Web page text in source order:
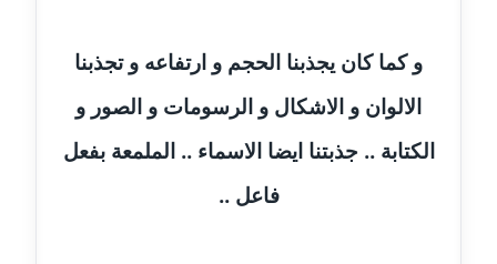
عاملة
مدونة أسماء كاشف
عاملة
مدونة أسماء نور الدين
و كما كان يجذبنا الحجم و ارتفاعه و تجذبنا
الالوان و الاشكال و الرسومات و الصور و
الكتابة .. جذبتنا ايضا الاسماء .. الملمعة بفعل
فاعل ..